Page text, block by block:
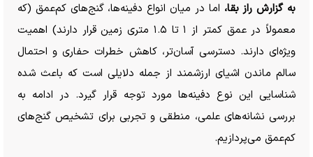
به گزارش راز بقا، اما در میان انواع دفینه‌ها، گنج‌های کم‌عمق (که
معمولاً در عمق کمتر از ۱ تا ۱.۵ متری زمین قرار دارند) اهمیت
ویژه‌ای دارند. دسترسی آسان‌تر، کاهش خطرات حفاری و احتمال
سالم ماندن اشیای ارزشمند از جمله دلایلی است که باعث شده
شناسایی این نوع دفینه‌ها مورد توجه قرار گیرد. در ادامه به
بررسی نشانه‌های علمی، منطقی و تجربی برای تشخیص گنج‌های
کم‌عمق می‌پردازیم.